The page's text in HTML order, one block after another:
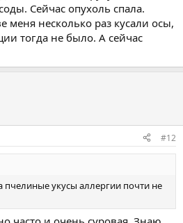
Сейчас опухоль спала.
меня несколько раз кусали осы,
тогда не было. А сейчас
#12
пчелиные укусы аллергии почти не